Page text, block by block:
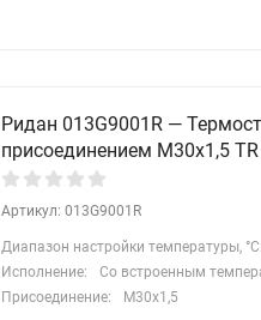
Ридан 013G9001R —
присоединением М30х1,5 TR
Артикул: 013G9001R
Диапазон настройки температуры, °С:
Исполнение:
Со встроенным
Присоединение:
М30х1,5